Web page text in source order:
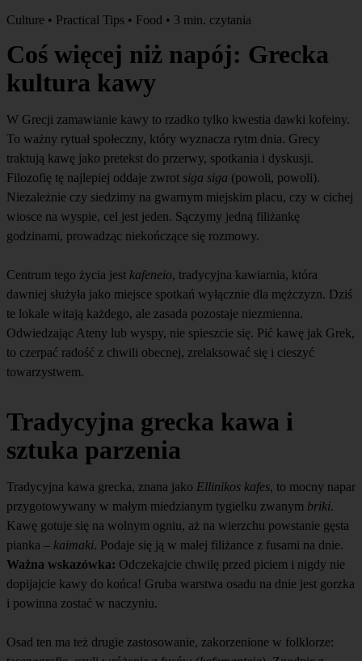
Culture • Practical Tips • Food • 3 min. czytania
Coś więcej niż napój: Grecka
kultura kawy
W Grecji zamawianie kawy to rzadko tylko kwestia dawki kofeiny.
To ważny rytuał społeczny, który wyznacza rytm dnia. Grecy
traktują kawę jako pretekst do przerwy, spotkania i dyskusji.
Filozofię tę najlepiej oddaje zwrot siga siga (powoli, powoli).
Niezależnie czy siedzimy na gwarnym miejskim placu, czy w cichej
wiosce na wyspie, cel jest jeden. Sączymy jedną filiżankę
godzinami, prowadząc niekończące się rozmowy.
Centrum tego życia jest kafeneio, tradycyjna kawiarnia, która
dawniej służyła jako miejsce spotkań wyłącznie dla mężczyzn. Dziś
te lokale witają każdego, ale zasada pozostaje niezmienna.
Odwiedzając Ateny lub wyspy, nie spieszcie się. Pić kawę jak Grek,
to czerpać radość z chwili obecnej, zrelaksować się i cieszyć
towarzystwem.
Tradycyjna grecka kawa i
sztuka parzenia
Tradycyjna kawa grecka, znana jako Ellinikos kafes, to mocny napar
przygotowywany w małym miedzianym tygielku zwanym briki.
Kawę gotuje się na wolnym ogniu, aż na wierzchu powstanie gęsta
pianka – kaimaki. Podaje się ją w małej filiżance z fusami na dnie.
Ważna wskazówka: Odczekajcie chwilę przed piciem i nigdy nie
dopijajcie kawy do końca! Gruba warstwa osadu na dnie jest gorzka
i powinna zostać w naczyniu.
Osad ten ma też drugie zastosowanie, zakorzenione w folklorze: